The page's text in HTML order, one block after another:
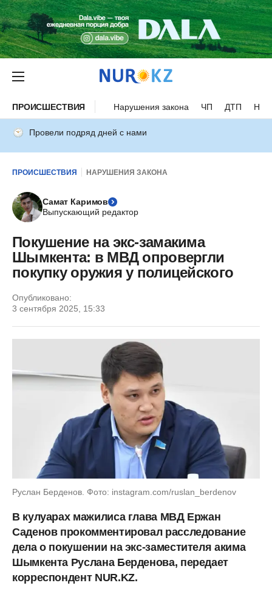
ПРОИСШЕСТВИЯ Нарушения закона ЧП ДТП
Провели подряд дней с нами
ПРОИСШЕСТВИЯ НАРУШЕНИЯ ЗАКОНА
Самат Каримов
Выпускающий редактор
Покушение на экс-замакима
Шымкента: в МВД опровергли
покупку оружия у полицейского
Опубликовано:
3 сентября 2025, 15:33
Руслан Берденов. Фото: instagram.com/ruslan_berdenov
В кулуарах мажилиса глава МВД Ержан
Саденов прокомментировал расследование
дела о покушении на экс-заместителя акима
Шымкента Руслана Берденова, передает
корреспондент NUR.KZ.